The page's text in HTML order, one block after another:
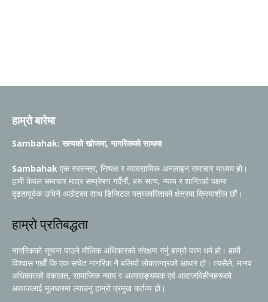
हाम्रो बारेमा
Sambahak: सत्यको खोजमा, नागरिकको साथमा
Sambahak एक स्वतन्त्र, निष्पक्ष र व्यावसायिक अनलाइन समाचार माध्यम हो।
हामी केवल समाचार मात्र सम्प्रेषण गर्दैनौं, बरु सत्य, न्याय र शान्तिको पक्षमा
दृढतापूर्वक उभिने अठोटका साथ डिजिटल पत्रकारिताको क्षेत्रमा क्रियाशील छौं।
हाम्रो प्रतिबद्धता
नागरिकको सूचना पाउने मौलिक अधिकारको संरक्षण गर्नु हाम्रो परम धर्म हो। हामी
विश्वास गर्छौं कि एक सचेत नागरिक नै बलियो लोकतन्त्रको आधार हो। त्यसैले, मानव
अधिकारको वकालत, सामाजिक न्याय र अल्पसङ्ख्यक एवं आवाजविहीनहरूको
आवाजलाई मूलधारमा ल्याउनु हाम्रो प्रमुख कर्तव्य हो।